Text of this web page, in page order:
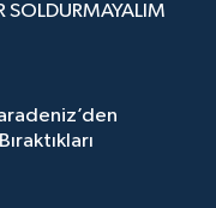
SOLDURMAYALIM